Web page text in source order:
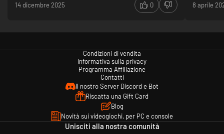
14 dicembre 2025 0 8 aprile
Condizioni di vendita
Informativa sulla privacy
Programma Affiliazione
Contatti
Il nostro Server Discord e Bot
Riscatta una Gift Card
Blog
Novità sui videogiochi, per PC e console
Unisciti alla nostra comunità